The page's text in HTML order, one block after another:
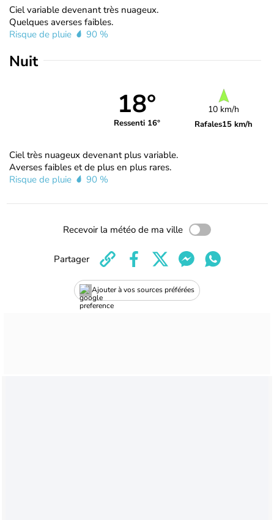
Ciel variable devenant très nuageux.
Quelques averses faibles.
Risque de pluie
90 %
Nuit
18°
Ressenti 16°
10 km/h
Rafales15 km/h
Ciel très nuageux devenant plus variable.
Averses faibles et de plus en plus rares.
Risque de pluie
90 %
Recevoir la météo de ma ville
Ajouter à vos sources préférées
Partager